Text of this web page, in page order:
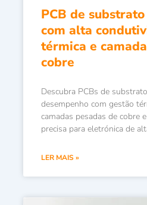
PCB de
com alta
térmica e
cobre
Descubra PCBs de
desempenho com gestão
camadas pesadas de cobre
precisa para eletrónica de
LER MAIS »